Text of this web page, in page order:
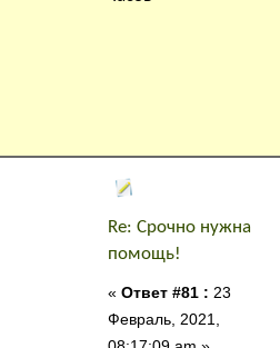
Re: Срочно нужна
помощь!
« Ответ #81 : 23
Февраль, 2021,